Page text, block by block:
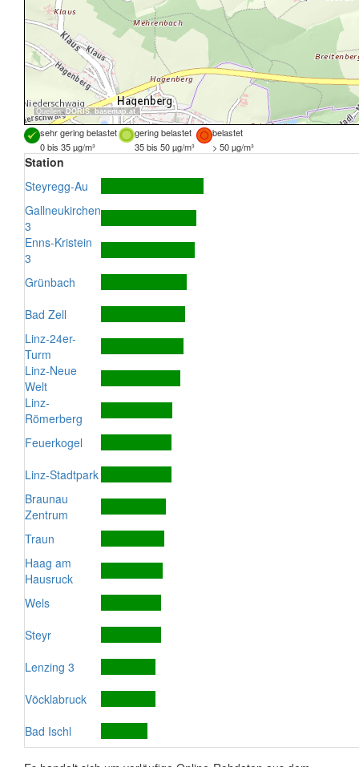
Quellen: DORIS,basemap.at
sehr gering belastet gering belastet
belastet
0 bis 35 µg/m³
35 bis 50 µg/m³ > 50 µg/m³
Station
Steyregg-Au
Gallneukirchen
3
Enns-Kristein
3
Grünbach
Bad Zell
Linz-24er-
Turm
Linz-Neue
Welt
Linz-
Römerberg
Feuerkogel
Linz-Stadtpark
Braunau
Zentrum
Traun
Haag am
Hausruck
Wels
Steyr
Lenzing 3
Vöcklabruck
Bad Ischl